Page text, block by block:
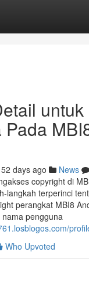
untuk
52 days ago News
copyright di
langkah terperinci
perangkat MBI8
pengguna
Who Upvoted